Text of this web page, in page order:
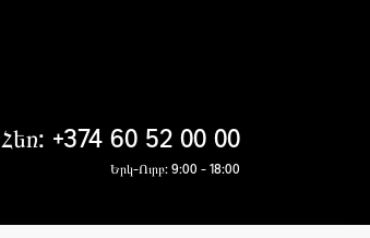
Հեռ: +374 60 52 00 00
Երկ-Ուրբ: 9:00 - 18:00